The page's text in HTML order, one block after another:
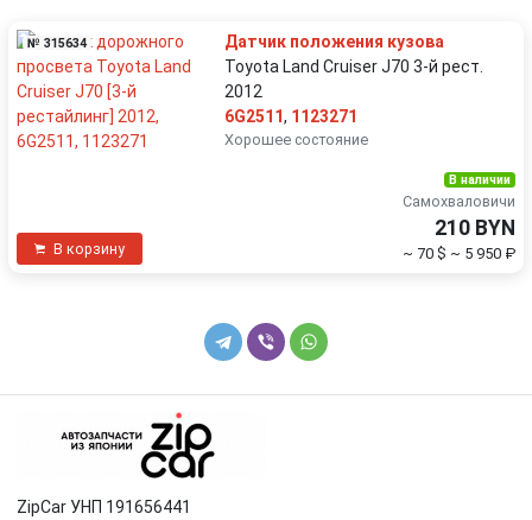
№ 315634
Датчик положения кузова
Toyota Land Cruiser J70 3-й рест.
2012
6G2511, 1123271
Хорошее состояние
В корзину
В наличии
Самохваловичи
210 BYN
~ 70 $ ~ 5 950 ₽
ZipCar УНП 191656441